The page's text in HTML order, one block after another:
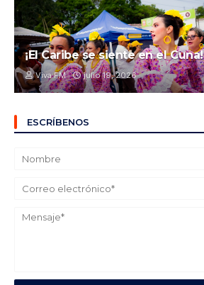
¡El Caribe se siente en el Cuna!
Viva FM julio 19, 2026
ESCRÍBENOS